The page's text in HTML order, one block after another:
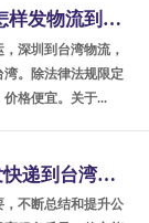
布料怎样发物流到台湾，运费多少呢？
深圳到台湾物流，
。除法律法规限定
格便宜。关于...
减速机可以发快递到台湾吗？
不断总结和提升公